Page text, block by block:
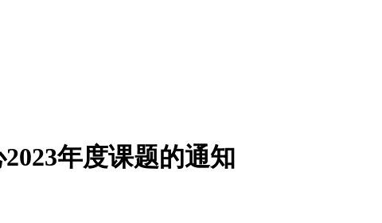
年度课题的通知